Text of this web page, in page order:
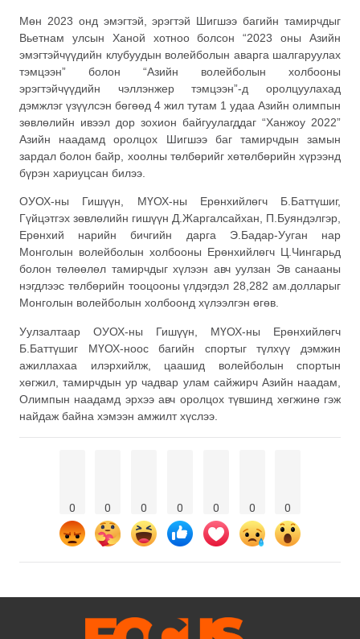
Мөн 2023 онд эмэгтэй, эрэгтэй Шигшээ багийн тамирчдыг
Вьетнам улсын Ханой хотноо болсон “2023 оны Азийн
эмэгтэйчүүдийн клубуудын волейболын аварга шалгаруулах
тэмцээн” болон “Азийн волейболын холбооны
эрэгтэйчүүдийн чэллэнжер тэмцээн”-д оролцуулахад
дэмжлэг үзүүлсэн бөгөөд 4 жил тутам 1 удаа Азийн олимпын
зөвлөлийн ивээл дор зохион байгуулагддаг “Ханжоу 2022”
Азийн наадамд оролцох Шигшээ баг тамирчдын замын
зардал болон байр, хоолны төлбөрийг хөтөлбөрийн хүрээнд
бүрэн хариуцсан билээ.
ОУОХ-ны Гишүүн, МҮОХ-ны Ерөнхийлөгч Б.Баттүшиг,
Гүйцэтгэх зөвлөлийн гишүүн Д.Жаргалсайхан, П.Буяндэлгэр,
Ерөнхий нарийн бичгийн дарга Э.Бадар-Ууган нар
Монголын волейболын холбооны Ерөнхийлөгч Ц.Чингарьд
болон төлөөлөл тамирчдыг хүлээн авч уулзан Эв санааны
нэгдлээс төлбөрийн тооцооны үлдэгдэл 28,282 ам.долларыг
Монголын волейболын холбоонд хүлээлгэн өгөв.
Уулзалтаар ОУОХ-ны Гишүүн, МҮОХ-ны Ерөнхийлөгч
Б.Баттүшиг МҮОХ-ноос багийн спортыг түлхүү дэмжин
ажиллахаа илэрхийлж, цаашид волейболын спортын
хөгжил, тамирчдын ур чадвар улам сайжирч Азийн наадам,
Олимпын наадамд эрхээ авч оролцох түвшинд хөгжинө гэж
найдаж байна хэмээн амжилт хүслээ.
0 0 0 0 0 0 0